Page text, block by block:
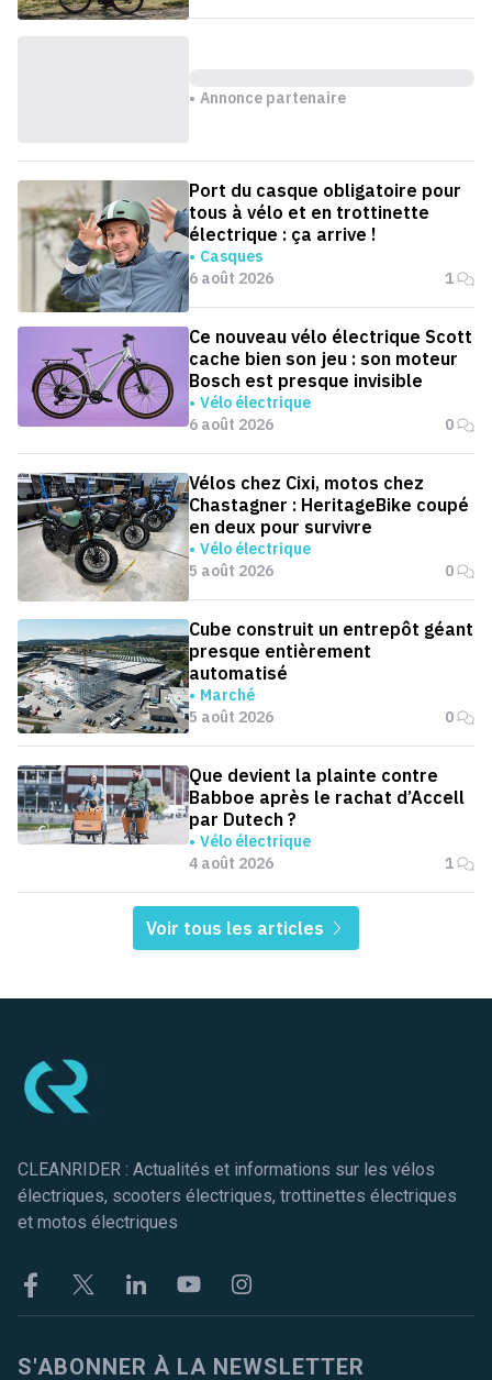
Annonce partenaire
Port du casque obligatoire pour
tous à vélo et en trottinette
électrique : ça arrive !
Casques
6 août 2026
1
Ce nouveau vélo électrique Scott
cache bien son jeu : son moteur
Bosch est presque invisible
Vélo électrique
6 août 2026
0
Vélos chez Cixi, motos chez
Chastagner : HeritageBike coupé
en deux pour survivre
Vélo électrique
5 août 2026
0
Cube construit un entrepôt géant
presque entièrement
automatisé
Marché
5 août 2026
0
Que devient la plainte contre
Babboe après le rachat d’Accell
par Dutech ?
Vélo électrique
4 août 2026
1
Voir tous les articles
CLEANRIDER : Actualités et informations sur les vélos
électriques, scooters électriques, trottinettes électriques
et motos électriques
FacebookTwitter LinkekinYoutubeInstagram
S'ABONNER À LA NEWSLETTER